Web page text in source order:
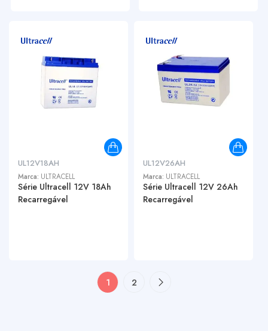
UL12V18AH
Marca: ULTRACELL
Série Ultracell 12V 18Ah
Recarregável
UL12V26AH
Marca: ULTRACELL
Série Ultracell 12V 26Ah
Recarregável
1 2